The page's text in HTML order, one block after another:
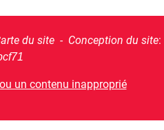
du site - Conception du site:
un contenu inapproprié